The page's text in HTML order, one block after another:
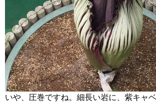
いや、圧巻ですね。細長い岩に、紫キャ